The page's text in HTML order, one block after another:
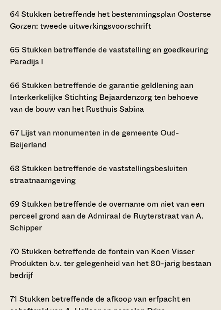
64Stukken betreffende het bestemmingsplan Oosterse
Gorzen: tweede uitwerkingsvoorschrift
65 Stukken betreffende de vaststelling en goedkeuring
Paradijs I
66 Stukken betreffende de garantie geldlening aan
Interkerkelijke Stichting Bejaardenzorg ten behoeve
van de bouw van het Rusthuis Sabina
67 Lijst van monumenten in de gemeente Oud-
Beijerland
68 Stukken betreffende de vaststellingsbesluiten
straatnaamgeving
69 Stukken betreffende de overname om niet van een
perceel grond aan de Admiraal de Ruyterstraat van A.
Schipper
70 Stukken betreffende de fontein van Koen Visser
Produkten b.v. ter gelegenheid van het 80-jarig bestaan
bedrijf
71 Stukken betreffende de afkoop van erfpacht en